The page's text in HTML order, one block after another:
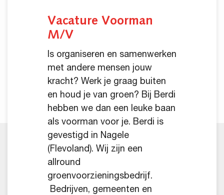
Vacature Voorman
M/V
Is organiseren en samenwerken
met andere mensen jouw
kracht? Werk je graag buiten
en houd je van groen? Bij Berdi
hebben we dan een leuke baan
als voorman voor je. Berdi is
gevestigd in Nagele
(Flevoland). Wij zijn een
allround
groenvoorzieningsbedrijf.
Bedrijven, gemeenten en